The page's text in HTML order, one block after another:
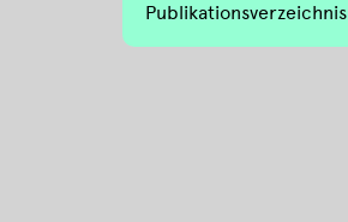
Publikationsverzeichnis